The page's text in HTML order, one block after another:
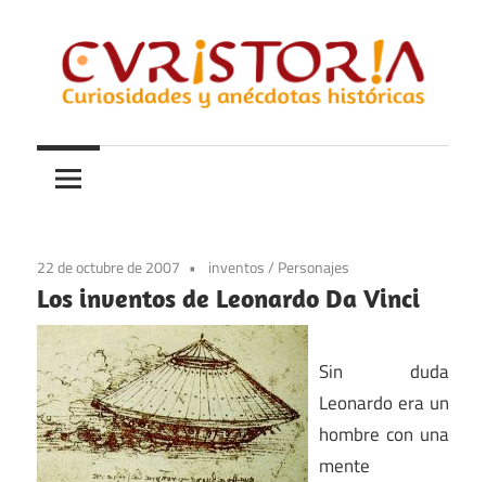
contenido
Curistoria
y
anécdotas
historia
22 de octubre de 2007 inventos/ Personajes
Los inventos de Leonardo Da Vinci
Sin duda
Leonardo era un
hombre con una
mente